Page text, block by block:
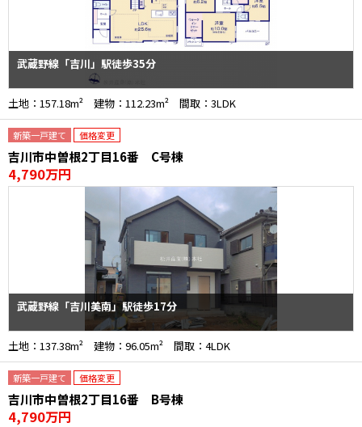
武蔵野線「吉川」駅徒歩35分
土地：157.18m² 建物：112.23m² 間取：3LDK
新築一戸建て 価格変更
吉川市中曽根2丁目16番 C号棟
4,790万円
武蔵野線「吉川美南」駅徒歩17分
土地：137.38m² 建物：96.05m² 間取：4LDK
新築一戸建て 価格変更
吉川市中曽根2丁目16番 B号棟
4,790万円